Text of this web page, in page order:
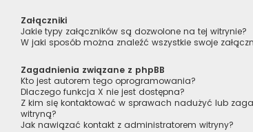
Załączniki
Jakie typy załączników są dozwolone na tej witrynie?
W jaki sposób można znaleźć wszystkie swoje
Zagadnienia związane z phpBB
Kto jest autorem tego oprogramowania?
Dlaczego funkcja X nie jest dostępna?
Z kim się kontaktować w sprawach nadużyć lub
witryną?
Jak nawiązać kontakt z administratorem witryny?